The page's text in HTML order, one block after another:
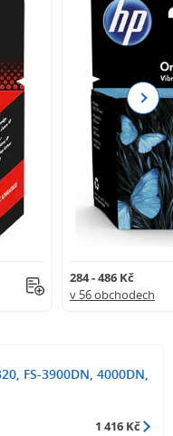
284 - 486 Kč
v 56 obchodech
Next
FS-3900DN, 4000DN,
1 416 Kč